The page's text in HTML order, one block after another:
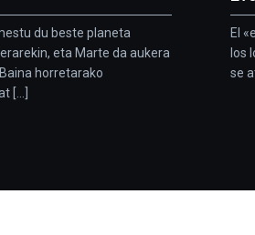
du beste planeta
eta Marte da aukera
horretarako
[...]
El
los
se